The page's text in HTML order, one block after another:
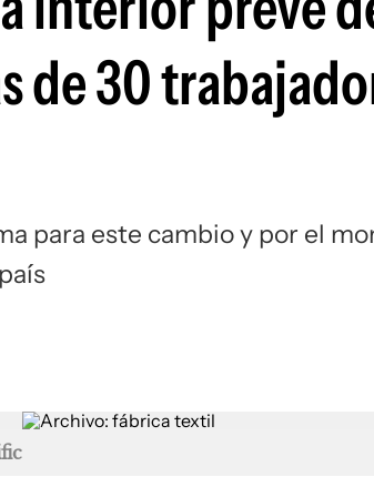
de 30
para este cambio y por el